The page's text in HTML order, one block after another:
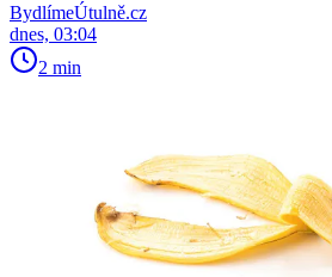
BydlímeÚtulně.cz
dnes, 03:04
2 min